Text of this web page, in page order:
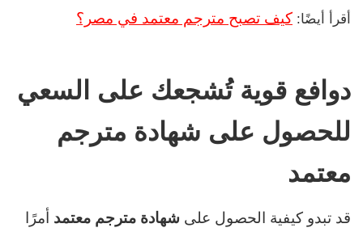
أقرأ أيضًا: كيف تصبح مترجم معتمد في مصر؟
دوافع قوية تُشجعك على السعي
للحصول على شهادة مترجم
معتمد
قد تبدو كيفية الحصول على شهادة مترجم معتمد أمرًا